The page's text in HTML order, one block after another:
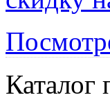
Каталог